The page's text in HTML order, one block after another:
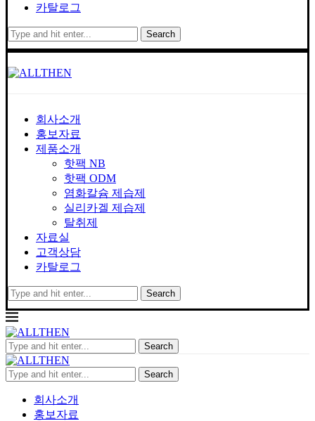
카탈로그
Search
회사소개
홍보자료
제품소개
핫팩 NB
핫팩 ODM
염화칼슘 제습제
실리카겔 제습제
탈취제
자료실
고객상담
카탈로그
Search
Search
Search
회사소개
홍보자료